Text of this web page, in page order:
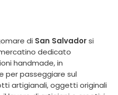
di San Salvadorsi
dedicato
handmade, in
per passeggiare sul
artigianali, oggetti originali